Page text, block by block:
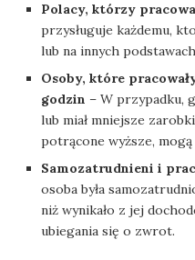
Polacy, którzy
przysługuje każdemu,
lub na innych
Osoby, które
godzin – W przypadku,
lub miał mniejsze
potrącone wyższe,
Samozatrudnieni i
osoba była
niż wynikało z jej
ubiegania się o zwrot.